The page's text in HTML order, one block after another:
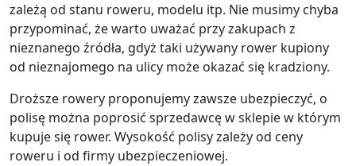
zależą od stanu roweru, modelu itp. Nie musimy chyba
przypominać, że warto uważać przy zakupach z
nieznanego źródła, gdyż taki używany rower kupiony
od nieznajomego na ulicy może okazać się kradziony.
Droższe rowery proponujemy zawsze ubezpieczyć, o
polisę można poprosić sprzedawcę w sklepie w którym
kupuje się rower. Wysokość polisy zależy od ceny
roweru i od firmy ubezpieczeniowej.